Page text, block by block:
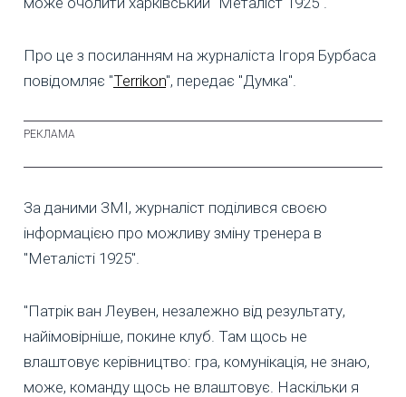
Про це з посиланням на журналіста Ігоря Бурбаса
повідомляє "Terrikon", передає "Думка".
За даними ЗМІ, журналіст поділився своєю
інформацією про можливу зміну тренера в
"Металісті 1925".
"Патрік ван Леувен, незалежно від результату,
найімовірніше, покине клуб. Там щось не
влаштовує керівництво: гра, комунікація, не знаю,
може, команду щось не влаштовує. Наскільки я